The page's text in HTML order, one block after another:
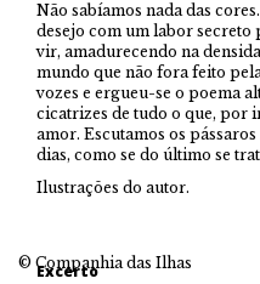
Não sabíamos nada das
desejo com um labor secreto
vir, amadurecendo na
mundo que não fora feito
vozes e ergueu-se o poema
cicatrizes de tudo o que, por
amor. Escutamos os
dias, como se do último se
Ilustrações do autor.
Excerto
© Companhia das Ilhas